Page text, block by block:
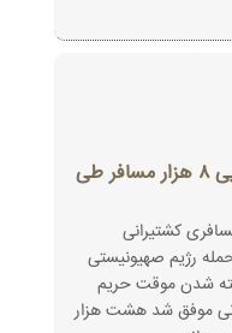
انجام ۴۰ سفر دریایی و جابه‌جایی ۸ هزار مسافر طی
کشتیرانی
رژیم صهیونیستی
شدن موقت حریم
موفق شد هشت هزار